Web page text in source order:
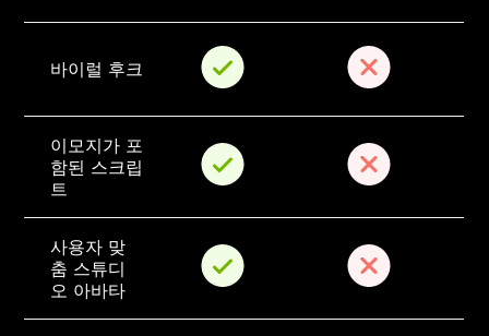
바이럴 후크
이모지가 포
함된 스크립
트
사용자 맞
춤 스튜디
오 아바타